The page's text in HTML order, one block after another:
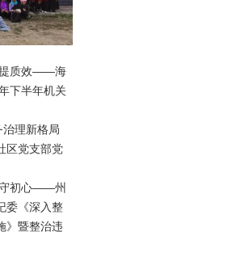
提质效——海
下半年机关
治理新格局
区党支部党
守初心——州
委《深入整
》暨整治违